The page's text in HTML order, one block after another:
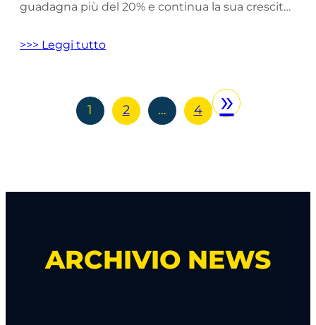
guadagna più del 20% e continua la sua crescita
LaC Network: agli ottimi risultati delle testate
>>> Leggi tutto
1 2 … 4 »
ARCHIVIO NEWS